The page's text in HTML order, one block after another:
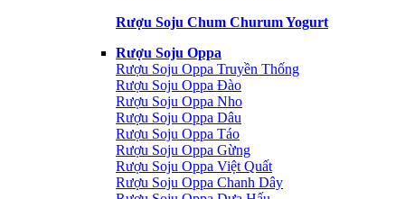
Rượu Soju Chum Churum Yogurt
Rượu Soju Oppa
Rượu Soju Oppa Truyền Thống
Rượu Soju Oppa Đào
Rượu Soju Oppa Nho
Rượu Soju Oppa Dâu
Rượu Soju Oppa Táo
Rượu Soju Oppa Gừng
Rượu Soju Oppa Việt Quất
Rượu Soju Oppa Chanh Dây